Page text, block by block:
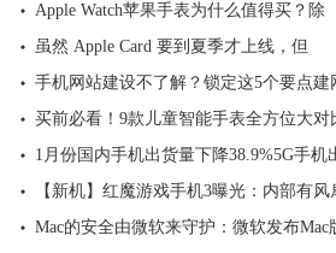
Apple Watch苹果手表为什么值得买？除
虽然 Apple Card 要到夏季才上线，但
手机网站建设不了解？锁定这5个要点建
买前必看！9款儿童智能手表全方位大对
1月份国内手机出货量下降38.9%5G手机
【新机】红魔游戏手机3曝光：内部有风
Mac的安全由微软来守护：微软发布Mac